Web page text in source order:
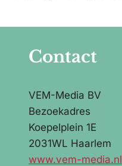
Contact
VEM-Media BV
Bezoekadres
Koepelplein 1E
2031WL Haarlem
www.vem-media.nl